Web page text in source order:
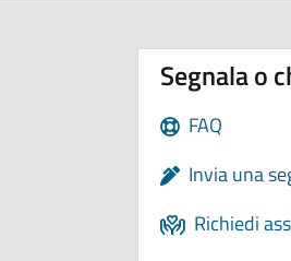
Segnala o
FAQ
Invia una
Richiedi